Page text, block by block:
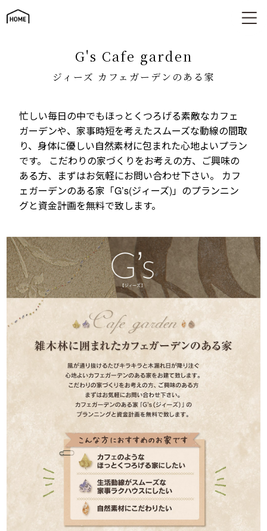
ジィーズ カフェガーデンのある家
G's Cafe garden
ジィーズ カフェガーデンのある家
忙しい毎日の中でもほっとくつろげる素敵なカフェ
ガーデンや、家事時短を考えたスムーズな動線の間取
り、身体に優しい自然素材に包まれた心地よいプラン
です。 こだわりの家づくりをお考えの方、ご興味の
ある方、まずはお気軽にお問い合わせ下さい。 カフ
ェガーデンのある家「G’s(ジィーズ)」のプランニン
グと資金計画を無料で致します。